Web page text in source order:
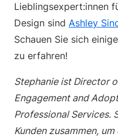
Lieblingsexpert:innen
Design sind Ashley
Schauen Sie sich
zu erfahren!
Stephanie ist Director
Engagement and
Professional Services.
Kunden zusammen,